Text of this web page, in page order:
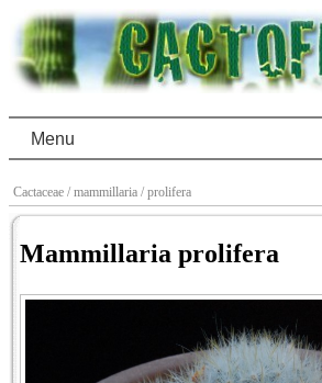
Menu
Cactaceae / mammillaria / prolifera
Mammillaria prolifera